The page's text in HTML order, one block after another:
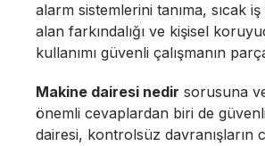
alarm sistemlerini tanıma, sıcak
alan farkındalığı ve kişisel
kullanımı güvenli çalışmanın
Makine dairesi nedir sorusuna
önemli cevaplardan biri de
dairesi, kontrolsüz davranışların